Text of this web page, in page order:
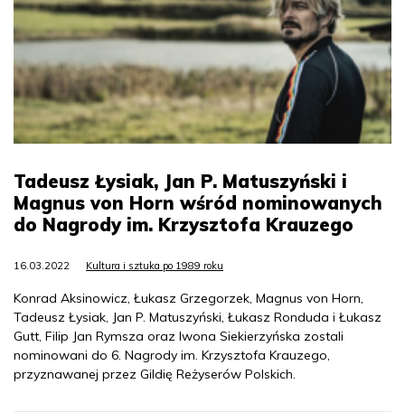
Tadeusz Łysiak, Jan P. Matuszyński i
Magnus von Horn wśród nominowanych
do Nagrody im. Krzysztofa Krauzego
16.03.2022 Kultura i sztuka po 1989 roku
Konrad Aksinowicz, Łukasz Grzegorzek, Magnus von Horn,
Tadeusz Łysiak, Jan P. Matuszyński, Łukasz Ronduda i Łukasz
Gutt, Filip Jan Rymsza oraz Iwona Siekierzyńska zostali
nominowani do 6. Nagrody im. Krzysztofa Krauzego,
przyznawanej przez Gildię Reżyserów Polskich.